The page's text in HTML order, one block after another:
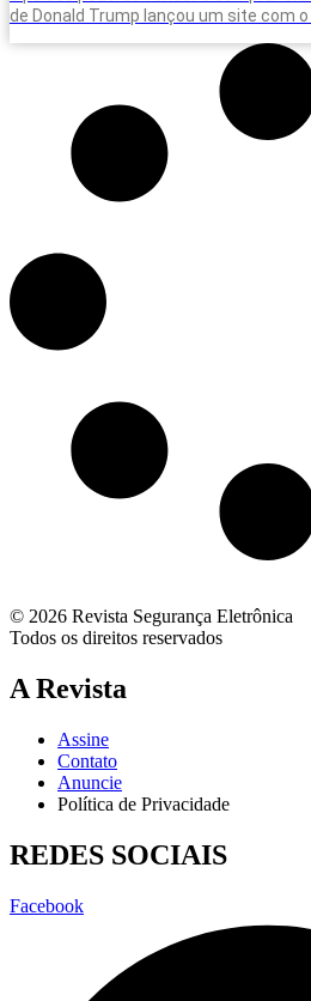
de Donald Trump lançou um site com
© 2026 Revista Segurança Eletrônica
Todos os direitos reservados
A Revista
Assine
Contato
Anuncie
Política de Privacidade
REDES SOCIAIS
Facebook